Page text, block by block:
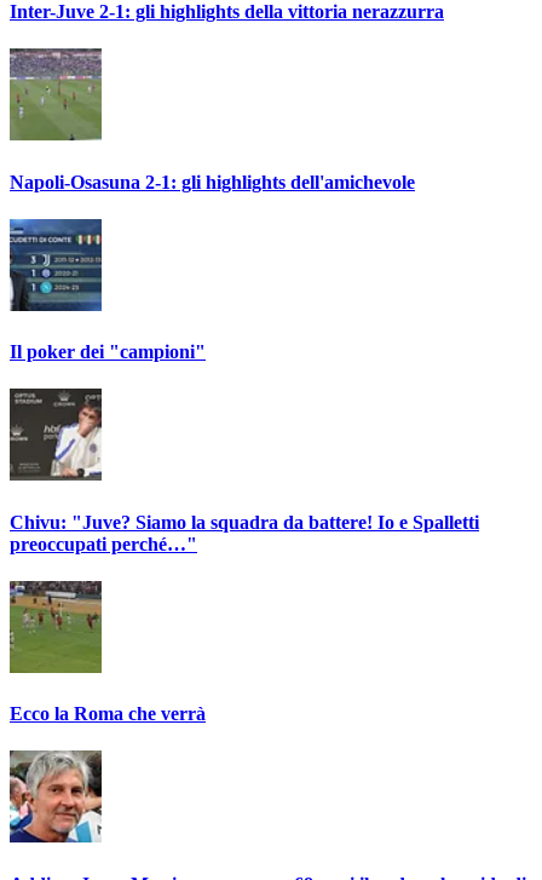
Inter-Juve 2-1: gli highlights della vittoria nerazzurra
Napoli-Osasuna 2-1: gli highlights dell'amichevole
Il poker dei "campioni"
Chivu: "Juve? Siamo la squadra da battere! Io e Spalletti
preoccupati perché…"
Ecco la Roma che verrà